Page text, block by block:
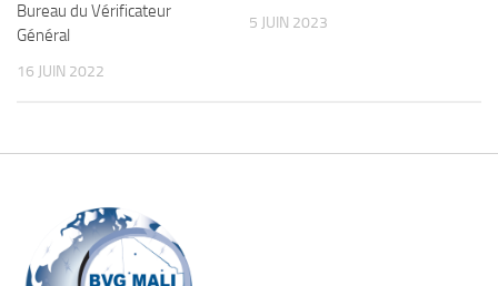
Bureau du Vérificateur
Général
16 JUIN 2022
5 JUIN 2023